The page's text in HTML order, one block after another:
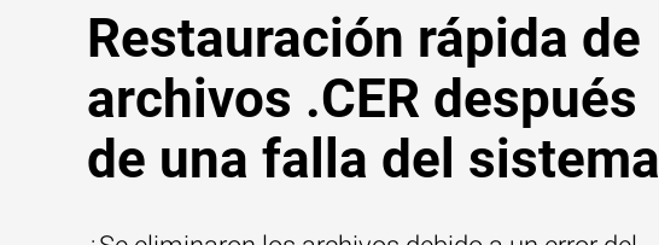
Restauración rápida de
archivos .CER después
de una falla del sistema